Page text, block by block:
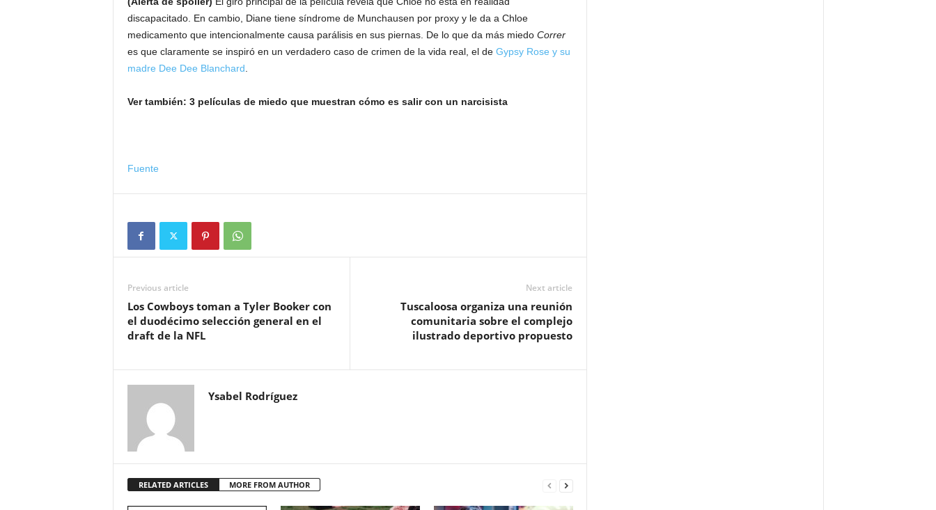
discapacitado. En cambio, Diane tiene síndrome de Munchausen por proxy y le da a Chloe
medicamento que intencionalmente causa parálisis en sus piernas. De lo que da más miedo Correr
es que claramente se inspiró en un verdadero caso de crimen de la vida real, el de Gypsy Rose y su
madre Dee Dee Blanchard
Ver también: 3 películas de miedo que muestran cómo es salir con un narcisista
Fuente
Previous article
Los Cowboys toman a Tyler Booker con
el duodécimo selección general en el
draft de la NFL
Next article
Tuscaloosa organiza una reunión
comunitaria sobre el complejo
ilustrado deportivo propuesto
Ysabel Rodríguez
RELATED ARTICLES MORE FROM AUTHOR